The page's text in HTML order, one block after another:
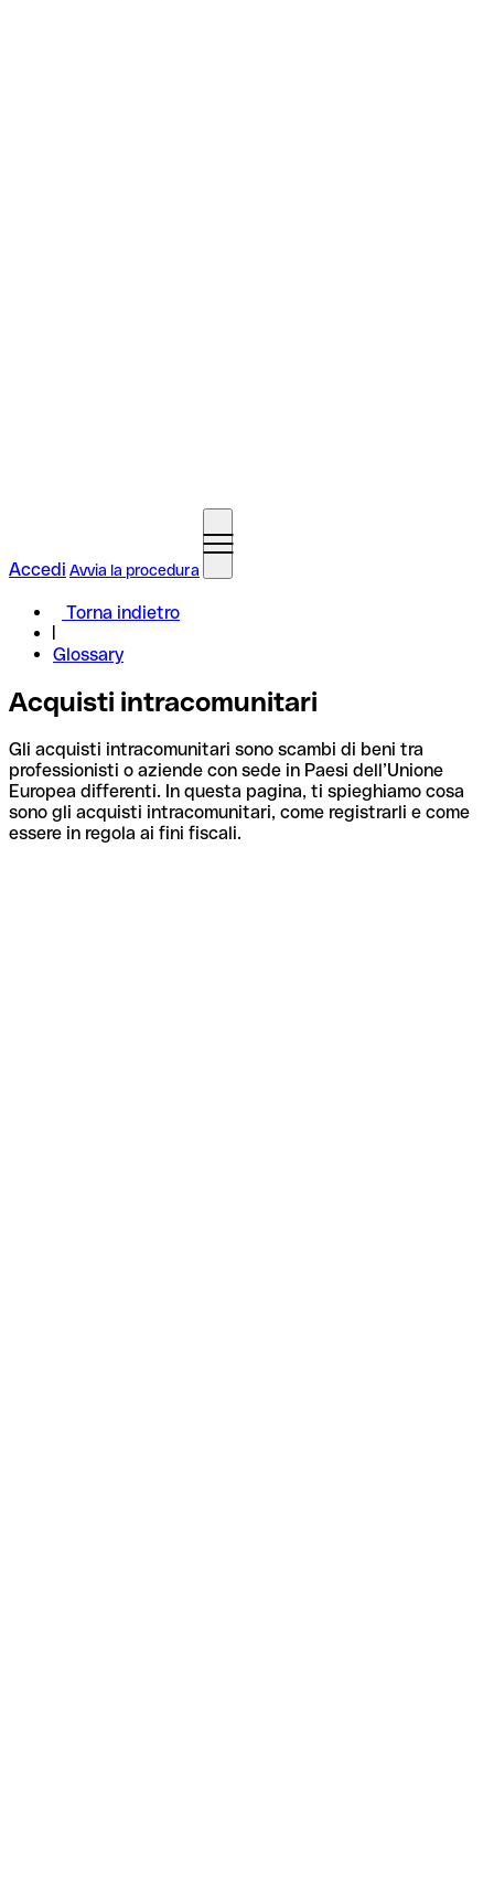
Accedi Avvia la procedura
Torna indietro
Glossary
Acquisti intracomunitari
Gli acquisti intracomunitari sono scambi di beni tra
professionisti o aziende con sede in Paesi dell’Unione
Europea differenti. In questa pagina, ti spieghiamo cosa
sono gli acquisti intracomunitari, come registrarli e come
essere in regola ai fini fiscali.